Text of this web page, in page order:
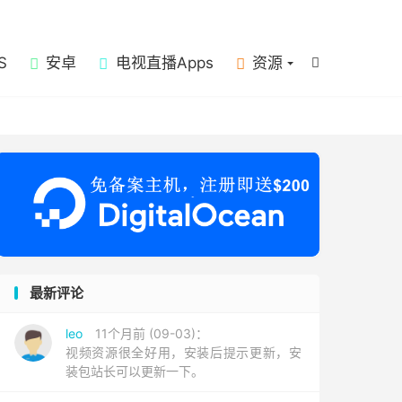

安卓 电视直播Apps 资源
最新评论
leo
11个月前 (09-03)：
视频资源很全好用，安装后提示更新，安
装包站长可以更新一下。